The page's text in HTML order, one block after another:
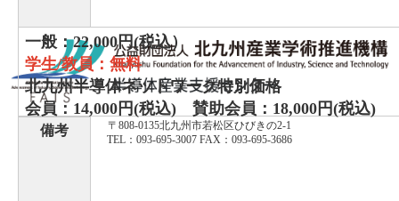
一般：22,000円(税込）
学生/教員：無料
北九州半導体ネットワーク特別価格
会員：14,000円(税込) 賛助会員：18,000円(税込)
備考
〒808-0135北九州市若松区ひびきの2-1
TEL：093-695-3007 FAX：093-695-3686